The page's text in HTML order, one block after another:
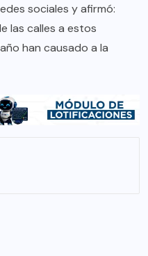
sociales y afirmó:
las calles a estos
han causado a la